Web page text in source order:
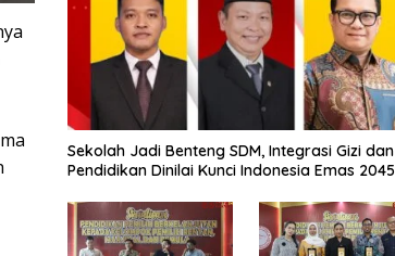
Sekolah Jadi Benteng SDM, Integrasi Gizi dan
Pendidikan Dinilai Kunci Indonesia Emas 2045